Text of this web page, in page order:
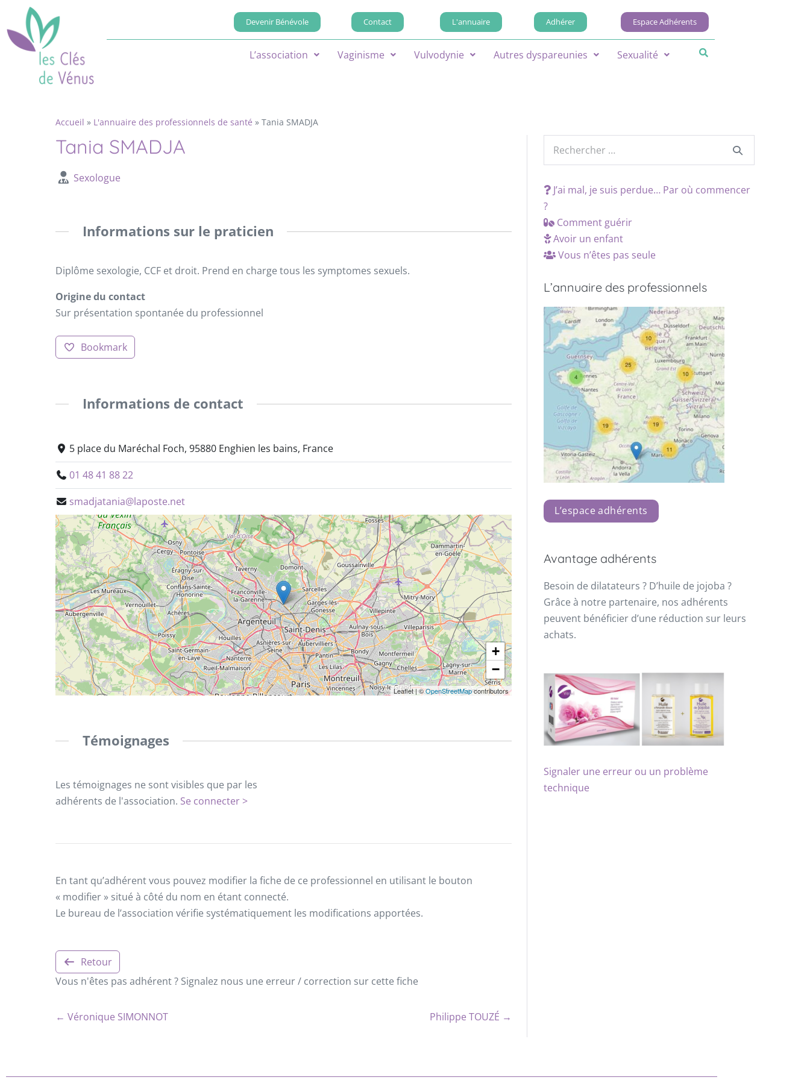
Devenir Bénévole Contact L'annuaire Adhérer Espace Adhérents
L’association Vaginisme Vulvodynie Autres dyspareunies Sexualité
Accueil » L'annuaire des professionnels de santé » Tania SMADJA
Tania SMADJA
Sexologue
Informations sur le praticien
Diplôme sexologie, CCF et droit. Prend en charge tous les symptomes sexuels.
Origine du contact
Sur présentation spontanée du professionnel
Bookmark
Informations de contact
5 place du Maréchal Foch, 95880 Enghien les bains, France
01 48 41 88 22
smadjatania@laposte.net
+
−
Leaflet|©OpenStreetMapcontributors
Témoignages
Les témoignages ne sont visibles que par les
adhérents de l'association. Se connecter >
En tant qu’adhérent vous pouvez modifier la fiche de ce professionnel en utilisant le bouton
« modifier » situé à côté du nom en étant connecté.
Le bureau de l’association vérifie systématiquement les modifications apportées.
Retour
Vous n'êtes pas adhérent ? Signalez nous une erreur / correction sur cette fiche
← Véronique SIMONNOT Philippe TOUZÉ →
J’ai mal, je suis perdue… Par où commencer
?
Comment guérir
Avoir un enfant
Vous n’êtes pas seule
L’annuaire des professionnels
L’espace adhérents
Avantage adhérents
Besoin de dilatateurs ? D’huile de jojoba ?
Grâce à notre partenaire, nos adhérents
peuvent bénéficier d’une réduction sur leurs
achats.
Signaler une erreur ou un problème
technique